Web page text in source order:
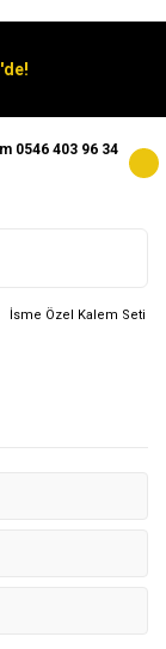
0546 403 96 34
İsme Özel Kalem Seti